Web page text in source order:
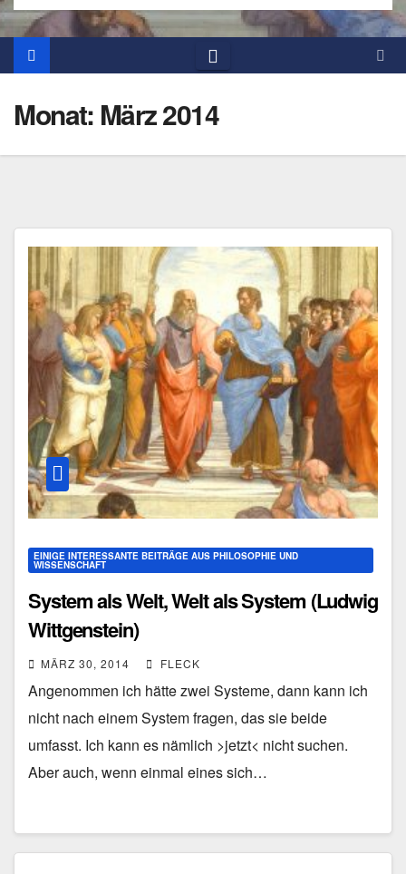
Monat: März 2014
EINIGE INTERESSANTE BEITRÄGE AUS PHILOSOPHIE UND
WISSENSCHAFT
System als Welt, Welt als System (Ludwig
Wittgenstein)
MÄRZ 30, 2014 FLECK
Angenommen ich hätte zwei Systeme, dann kann ich
nicht nach einem System fragen, das sie beide
umfasst. Ich kann es nämlich >jetzt< nicht suchen.
Aber auch, wenn einmal eines sich…